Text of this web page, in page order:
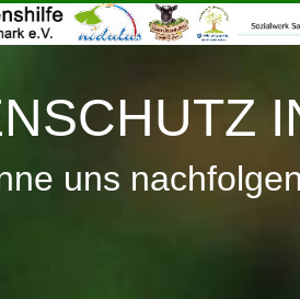
uns